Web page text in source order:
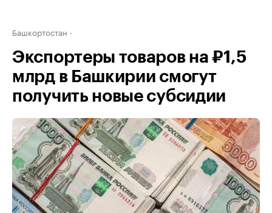
Башкортостан
Экспортеры товаров на ₽1,5
млрд в Башкирии смогут
получить новые субсидии